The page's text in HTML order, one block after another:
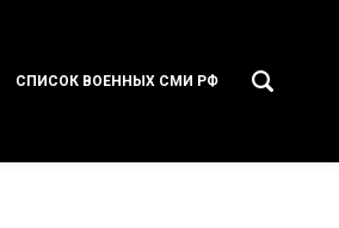
СПИСОК ВОЕННЫХ СМИ РФ